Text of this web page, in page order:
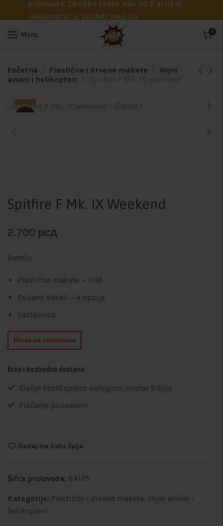
proizvode. Ukoliko želite više od 2 artikla
neophodno je poslati mejl na
info@flakhobby.com sa preciznim šiframa
proizvoda. Svakako nas možete pozvati
potrebna pomoć oko odabira.
Menu 0
Početna Plastične i drvene makete
Vojni
avioni i helikopteri
Spitfire F Mk. IX Weekend
2.700 рсд
Sadrži:
Plastična maketa – 1/48
Eduard dekali – 4 opcije
Sastavnica
Нема на залихама
Brza i bezbedna dostava:
Slanje PostExpress uslugom unutar Srbije
Plaćanje pouzećem
Dodaj na listu želja
Šifra proizvoda: 84175
Kategorije: Plastične i drvene makete, Vojni avioni i
helikopteri